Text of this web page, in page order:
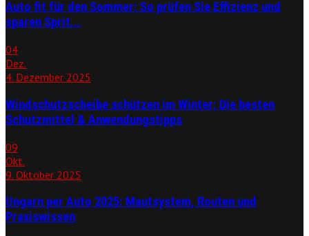
Auto fit für den Sommer: So prüfen Sie Effizienz und
sparen Sprit...
04
Dez.
4. Dezember 2025
Windschutzscheibe schützen im Winter: Die besten
Schutzmittel & Anwendungstipps
09
Okt.
9. Oktober 2025
Ungarn per Auto 2025: Mautsystem, Routen und
Praxiswissen